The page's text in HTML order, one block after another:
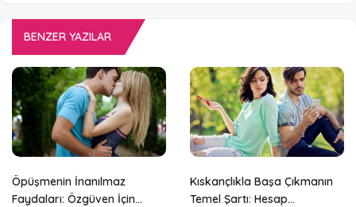
BENZER YAZILAR
Öpüşmenin İnanılmaz
Faydaları: Özgüven İçin
Kıskançlıkla Başa Çıkmanın
Temel Şartı: Hesap